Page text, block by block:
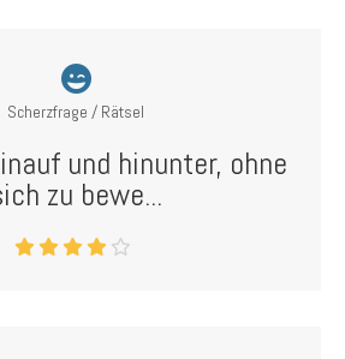
Scherzfrage / Rätsel
und hinunter, ohne
zu bewe...